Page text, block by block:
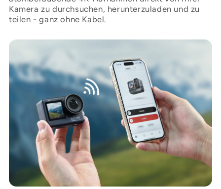
Kamera zu durchsuchen, herunterzuladen und zu
teilen - ganz ohne Kabel.